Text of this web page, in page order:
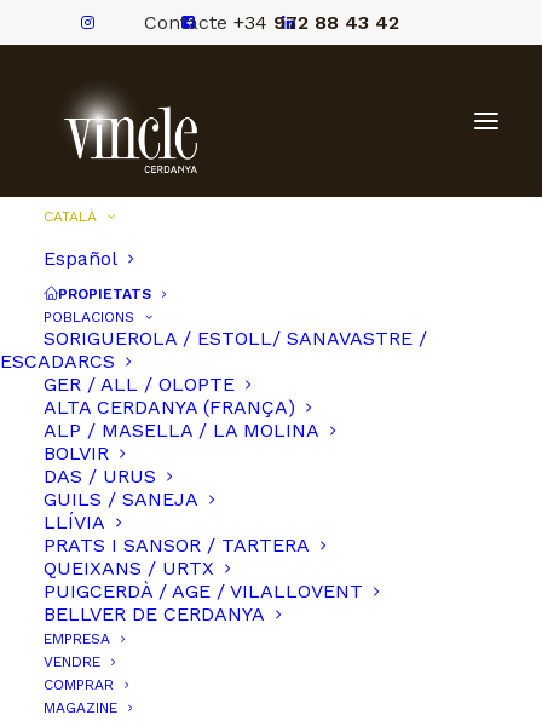
Contacte +34 972 88 43 42
CATALÀ
Español
PROPIETATS
POBLACIONS
SORIGUEROLA / ESTOLL/ SANAVASTRE /
ESCADARCS
GER / ALL / OLOPTE
ALTA CERDANYA (FRANÇA)
ALP / MASELLA / LA MOLINA
BOLVIR
DAS / URUS
GUILS / SANEJA
LLÍVIA
PRATS I SANSOR / TARTERA
QUEIXANS / URTX
PUIGCERDÀ / AGE / VILALLOVENT
BELLVER DE CERDANYA
EMPRESA
VENDRE
COMPRAR
MAGAZINE
20 anys fent de la
Cerdanya,
la millor casa del món